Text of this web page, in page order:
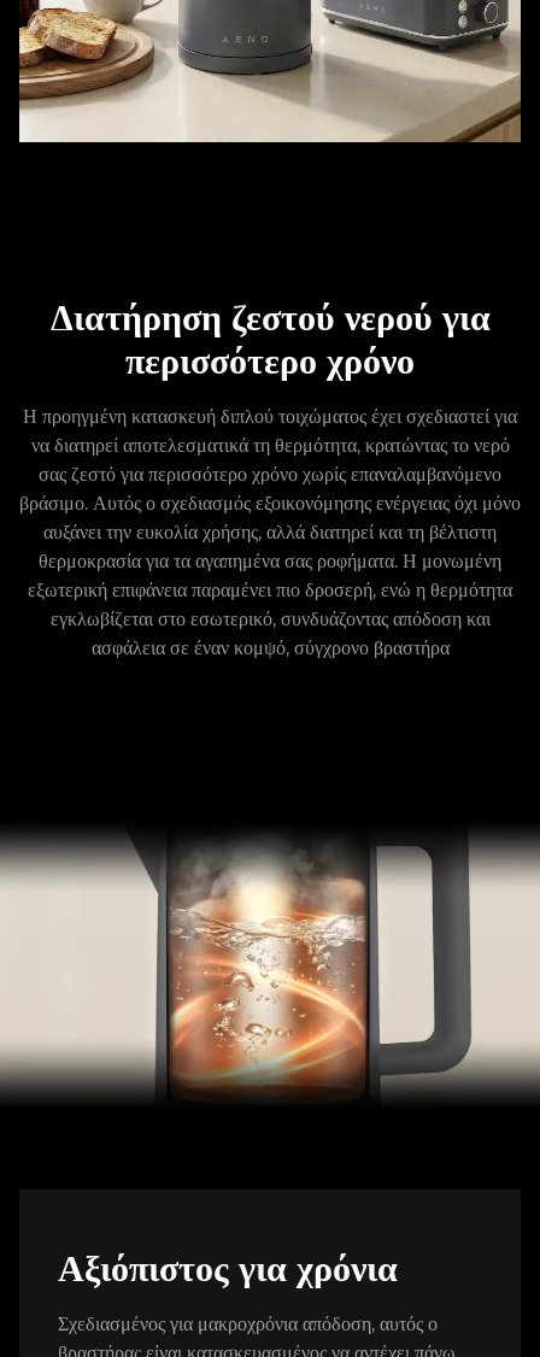
Διατήρηση ζεστού νερού για
περισσότερο χρόνο
Η προηγμένη κατασκευή διπλού τοιχώματος έχει σχεδιαστεί για
να διατηρεί αποτελεσματικά τη θερμότητα, κρατώντας το νερό
σας ζεστό για περισσότερο χρόνο χωρίς επαναλαμβανόμενο
βράσιμο. Αυτός ο σχεδιασμός εξοικονόμησης ενέργειας όχι μόνο
αυξάνει την ευκολία χρήσης, αλλά διατηρεί και τη βέλτιστη
θερμοκρασία για τα αγαπημένα σας ροφήματα. Η μονωμένη
εξωτερική επιφάνεια παραμένει πιο δροσερή, ενώ η θερμότητα
εγκλωβίζεται στο εσωτερικό, συνδυάζοντας απόδοση και
ασφάλεια σε έναν κομψό, σύγχρονο βραστήρα
Αξιόπιστος για χρόνια
Σχεδιασμένος για μακροχρόνια απόδοση, αυτός ο